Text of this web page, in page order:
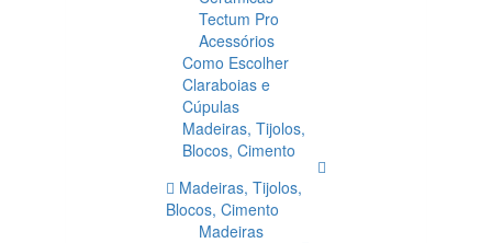
Tectum Pro
Acessórios
Como Escolher
Claraboias e
Cúpulas
Madeiras, Tijolos,
Blocos, Cimento
Madeiras, Tijolos,
Blocos, Cimento
Madeiras